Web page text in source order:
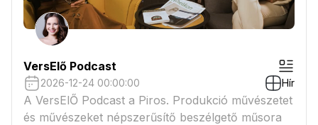
VersElő Podcast
2026-12-24 00:00:00 Hír
A VersElŐ Podcast a Piros. Produkció művészetet
és művészeket népszerűsítő beszélgető műsora